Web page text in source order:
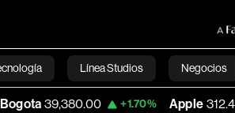
Línea Studios Negocios
English+1.70% Apple 312.41 +0.47%